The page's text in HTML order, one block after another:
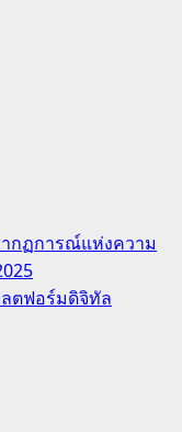
ากฏการณ์แห่งความ
ลตฟอร์มดิจิทัล